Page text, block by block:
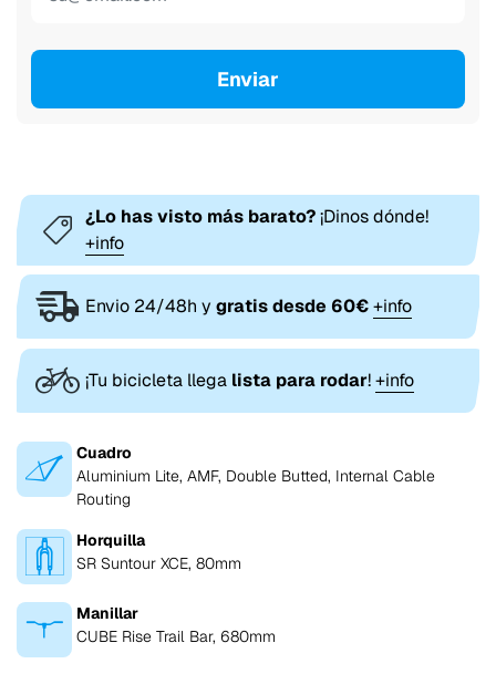
Enviar
¿Lo has visto más barato?¡Dinos dónde!
+info
Envio 24/48h y gratis desde 60€+info
¡Tu bicicleta llega lista para rodar!+info
Cuadro
Aluminium Lite, AMF, Double Butted, Internal Cable
Routing
Horquilla
SR Suntour XCE, 80mm
Manillar
CUBE Rise Trail Bar, 680mm